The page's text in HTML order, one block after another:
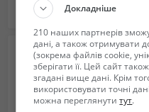
Львов в Львовская область
Докладніше
210 наших партнерів
дані, а також отримувати
(зокрема файлів cookie,
зберігати її. Цей сайт
згадані вище дані. Крім
використовувати точні
можна переглянутитут.